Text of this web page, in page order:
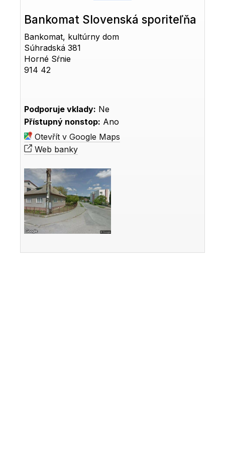
Bankomat Slovenská sporiteľňa
Bankomat, kultúrny dom
Súhradská 381
Horné Sŕnie
914 42
Podporuje vklady: Ne
Přístupný nonstop: Ano
Otevřít v Google Maps
Web banky